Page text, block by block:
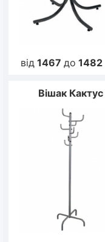
від 1467 до 1482
Вішак Кактус